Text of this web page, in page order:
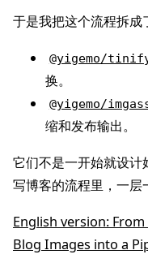
于是我把这个流程拆成
@yigemo/
换。
@yigemo/
缩和发布输出。
它们不是一开始就设计
写博客的流程里，一层
English version:
Blog Images into a